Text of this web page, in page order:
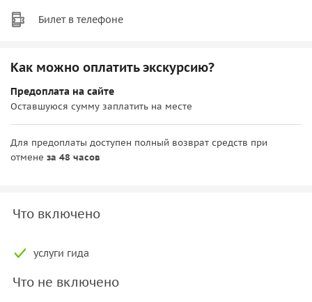
Билет в телефоне
Как можно оплатить экскурсию?
Предоплата на сайте
Оставшуюся сумму заплатить на месте
Для предоплаты доступен полный возврат средств при
отмене за 48 часов
Что включено
услуги гида
Что не включено